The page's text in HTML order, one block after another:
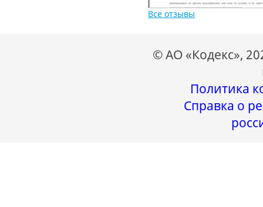
Все отзывы
© АО «Кодекс»,
Политика
Справка о